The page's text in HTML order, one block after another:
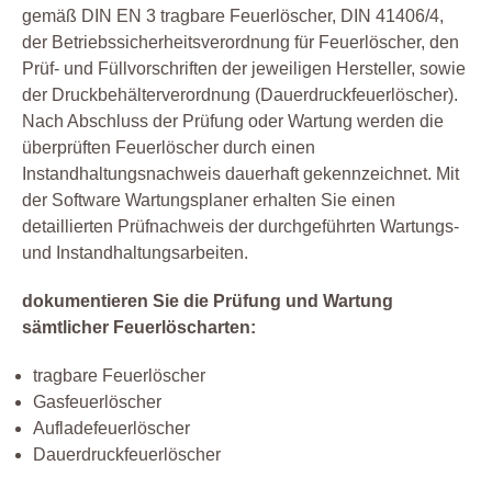
gemäß DIN EN 3 tragbare Feuerlöscher, DIN 41406/4,
der Betriebssicherheitsverordnung für Feuerlöscher, den
Prüf- und Füllvorschriften der jeweiligen Hersteller, sowie
der Druckbehälterverordnung (Dauerdruckfeuerlöscher).
Nach Abschluss der Prüfung oder Wartung werden die
überprüften Feuerlöscher durch einen
Instandhaltungsnachweis dauerhaft gekennzeichnet. Mit
der Software Wartungsplaner erhalten Sie einen
detaillierten Prüfnachweis der durchgeführten Wartungs-
und Instandhaltungsarbeiten.
dokumentieren Sie die Prüfung und Wartung
sämtlicher Feuerlöscharten:
tragbare Feuerlöscher
Gasfeuerlöscher
Aufladefeuerlöscher
Dauerdruckfeuerlöscher